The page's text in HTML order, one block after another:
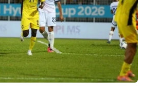
thương vong, gây
sản